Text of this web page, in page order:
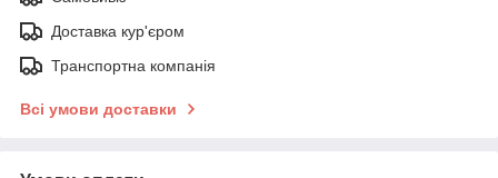
Доставка кур'єром
Транспортна компанія
Всі умови доставки